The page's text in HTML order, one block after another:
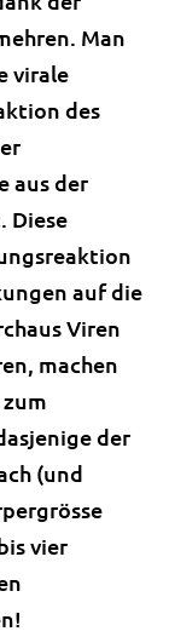
Man
virale
des
aus der
Diese
auf die
Viren
machen
der
(und
vier